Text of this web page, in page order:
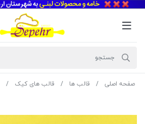
صفحه اصلی قالب ها قالب های کیک